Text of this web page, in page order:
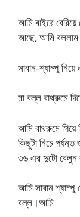
আমি বাইরে
আছে, আমি বললাম
সাবান-শ্যাম্পু
মা বল্ল
আমি বাথরুমে গিয়ে
কিছুটা নিচে
৩৬ এর দুটো বেলুন
আমি সাবান শ্যাম্পু
বল্ল।আমি